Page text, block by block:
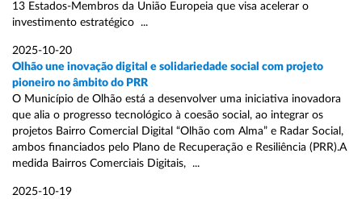
13 Estados-Membros da União Europeia que visa acelerar o
investimento estratégico ...
2025-10-20
Olhão une inovação digital e solidariedade social com projeto
pioneiro no âmbito do PRR
O Município de Olhão está a desenvolver uma iniciativa inovadora
que alia o progresso tecnológico à coesão social, ao integrar os
projetos Bairro Comercial Digital “Olhão com Alma” e Radar Social,
ambos financiados pelo Plano de Recuperação e Resiliência (PRR).A
medida Bairros Comerciais Digitais, ...
2025-10-19